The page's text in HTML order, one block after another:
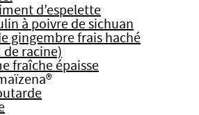
d’espelette
à poivre de sichuan
gingembre frais haché
de racine)
fraîche épaisse